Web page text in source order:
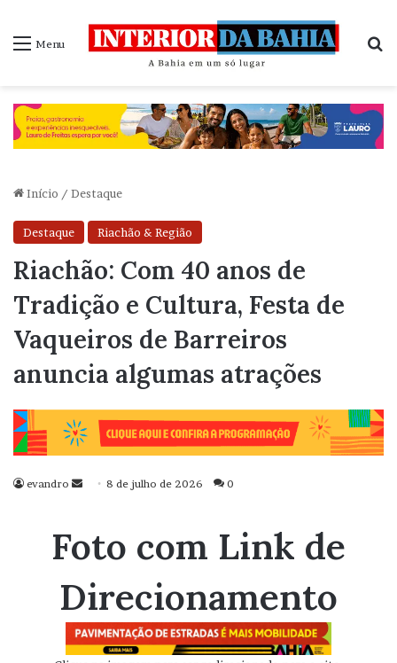
Menu
Início / Destaque
Destaque Riachão & Região
Riachão: Com 40 anos de
Tradição e Cultura, Festa de
Vaqueiros de Barreiros
anuncia algumas atrações
evandro
Mande
mail
8 de julho de 2026 0
Foto com Link de
Direcionamento